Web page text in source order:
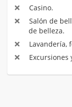
Casino.
Salón de
de belleza.
Lavandería,
Excursiones